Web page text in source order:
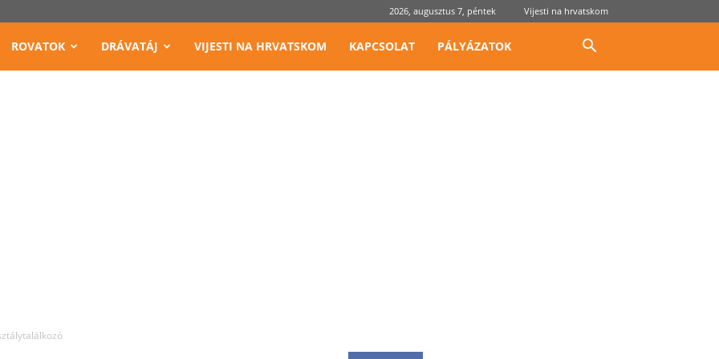
2026, augusztus 7, péntek Vijesti na hrvatskom
ROVATOK DRÁVATÁJ VIJESTI NA HRVATSKOM KAPCSOLAT PÁLYÁZATOK